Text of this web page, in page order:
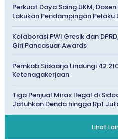
Perkuat Daya Saing UKM,
Lakukan Pendampingan Pelaku
Kolaborasi PWI Gresik dan
Giri Pancasuar Awards
Pemkab Sidoarjo Lindungi
Ketenagakerjaan
Tiga Penjual Miras Ilegal di
Jatuhkan Denda hingga Rp1
Lihat